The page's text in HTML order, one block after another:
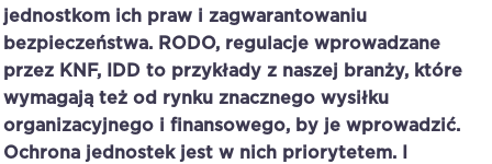
jednostkom ich praw i zagwarantowaniu
bezpieczeństwa. RODO, regulacje wprowadzane
przez KNF, IDD to przykłady z naszej branży, które
wymagają też od rynku znacznego wysiłku
organizacyjnego i finansowego, by je wprowadzić.
Ochrona jednostek jest w nich priorytetem. I